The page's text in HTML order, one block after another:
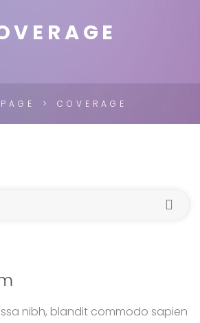
COVERAGE
nibh, blandit commodo sapien